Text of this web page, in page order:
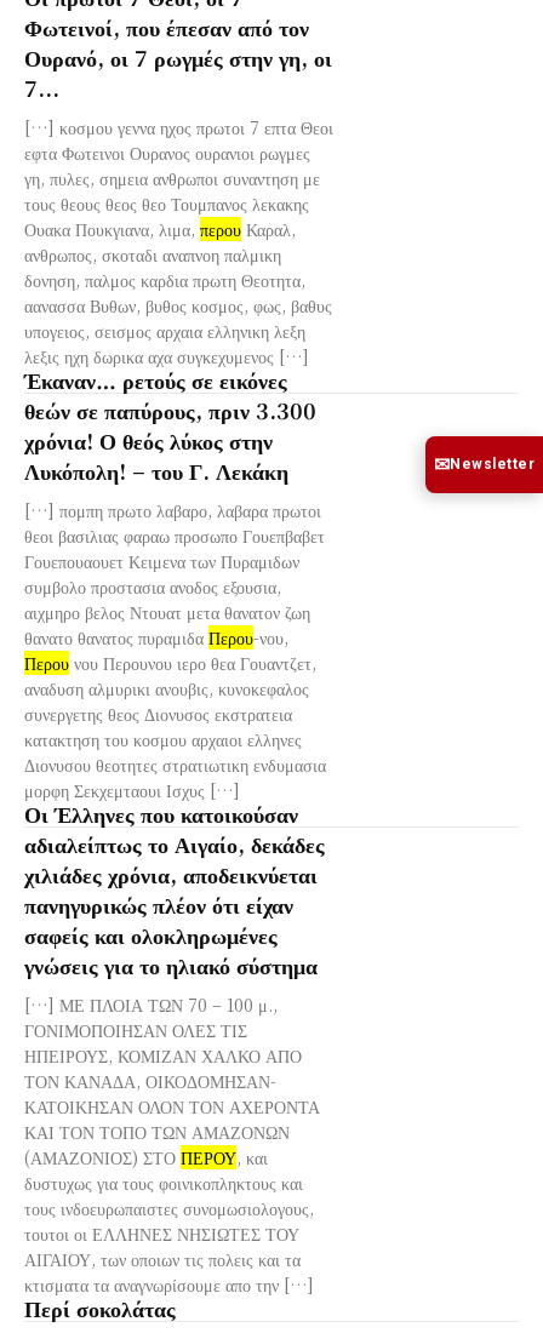
Φωτεινοί, που έπεσαν από τον
Ουρανό, οι 7 ρωγμές στην γη, οι
7...
[…] κοσμου γεννα ηχος πρωτοι 7 επτα Θεοι
εφτα Φωτεινοι Ουρανος ουρανιοι ρωγμες
γη, πυλες, σημεια ανθρωποι συναντηση με
τους θεους θεος θεο Τουμπανος λεκακης
Ουακα Πουκγιανα, λιμα, περου Καραλ,
ανθρωπος, σκοταδι αναπνοη παλμικη
δονηση, παλμος καρδια πρωτη Θεοτητα,
αανασσα Βυθων, βυθος κοσμος, φως, βαθυς
υπογειος, σεισμος αρχαια ελληνικη λεξη
λεξις ηχη δωρικα αχα συγκεχυμενος […]
Έκαναν… ρετούς σε εικόνες
θεών σε παπύρους, πριν 3.300
χρόνια! Ο θεός λύκος στην
Λυκόπολη! – του Γ. Λεκάκη
[…] πομπη πρωτο λαβαρο, λαβαρα πρωτοι
θεοι βασιλιας φαραω προσωπο Γουεπβαβετ
Γουεπουαουετ Κειμενα των Πυραμιδων
συμβολο προστασια ανοδος εξουσια,
αιχμηρο βελος Ντουατ μετα θανατον ζωη
θανατο θανατος πυραμιδα Περου-νου,
Περου νου Περουνου ιερο θεα Γουαντζετ,
αναδυση αλμυρικι ανουβις, κυνοκεφαλος
συνεργετης θεος Διονυσος εκστρατεια
κατακτηση του κοσμου αρχαιοι ελληνες
Διονυσου θεοτητες στρατιωτικη ενδυμασια
μορφη Σεκχεμταουι Ισχυς […]
Οι Έλληνες που κατοικούσαν
αδιαλείπτως το Αιγαίο, δεκάδες
χιλιάδες χρόνια, αποδεικνύεται
πανηγυρικώς πλέον ότι είχαν
σαφείς και ολοκληρωμένες
γνώσεις για το ηλιακό σύστημα
[…] ΜΕ ΠΛΟΙΑ ΤΩΝ 70 – 100 μ.,
ΓΟΝΙΜΟΠΟΙΗΣΑΝ ΟΛΕΣ ΤΙΣ
ΗΠΕΙΡΟΥΣ, ΚΟΜΙΖΑΝ ΧΑΛΚΟ ΑΠΟ
ΤΟΝ ΚΑΝΑΔΑ, ΟΙΚΟΔΟΜΗΣΑΝ-
ΚΑΤΟΙΚΗΣΑΝ ΟΛΟΝ ΤΟΝ ΑΧΕΡΟΝΤΑ
ΚΑΙ ΤΟΝ ΤΟΠΟ ΤΩΝ ΑΜΑΖΟΝΩΝ
(ΑΜΑΖΟΝΙΟΣ) ΣΤΟ ΠΕΡΟΥ, και
δυστυχως για τους φοινικοπληκτους και
τους ινδοευρωπαιστες συνομωσιολογους,
τουτοι οι ΕΛΛΗΝΕΣ ΝΗΣΙΩΤΕΣ ΤΟΥ
ΑΙΓΑΙΟΥ, των οποιων τις πολεις και τα
κτισματα τα αναγνωρίσουμε απο την […]
Περί σοκολάτας
✉Newsletter